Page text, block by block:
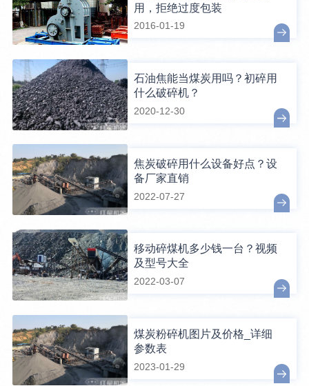
用，拒绝过度包装
2016-01-19
石油焦能当煤炭用吗？初碎用
什么破碎机？
2020-12-30
焦炭破碎用什么设备好点？设
备厂家直销
2022-07-27
移动碎煤机多少钱一台？视频
及型号大全
2022-03-07
煤炭粉碎机图片及价格_详细
参数表
2023-01-29